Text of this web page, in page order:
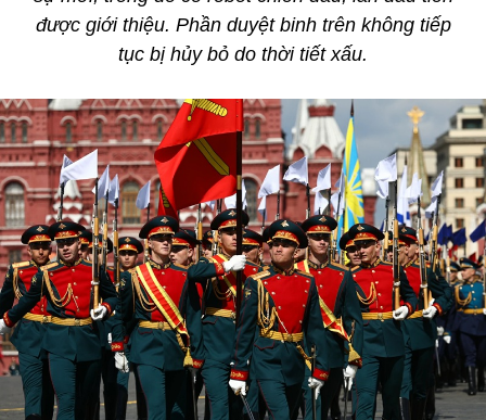
được giới thiệu. Phần duyệt binh trên không tiếp
tục bị hủy bỏ do thời tiết xấu.